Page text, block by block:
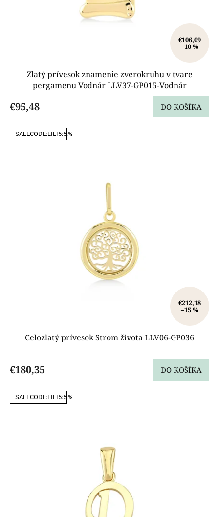
€106,09
–10 %
Zlatý prívesok znamenie zverokruhu v tvare
pergamenu Vodnár LLV37-GP015-Vodnár
€95,48 DO KOŠÍKA
SALECODE:LILI5:5:%
€212,18
–15 %
Celozlatý prívesok Strom života LLV06-GP036
€180,35 DO KOŠÍKA
SALECODE:LILI5:5:%